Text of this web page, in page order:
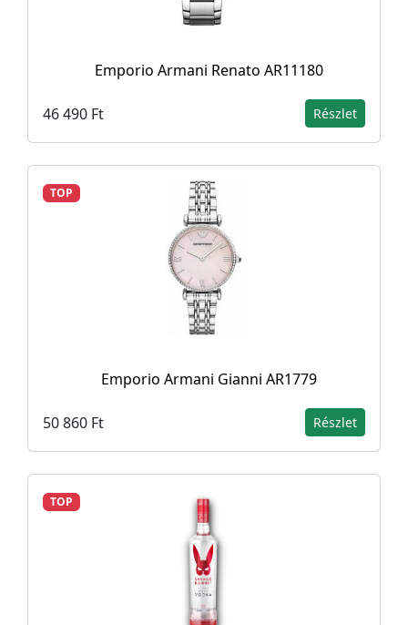
Emporio Armani Renato AR11180
46 490 Ft Részlet
TOP
Emporio Armani Gianni AR1779
50 860 Ft Részlet
TOP